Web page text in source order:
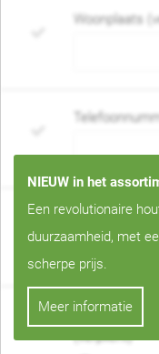
Woonplaats
E-mail adres
Wanneer
(verplicht)
NIEUW in het
Een revolutionaire
duurzaamheid, met
scherpe prijs.
Meer informatie